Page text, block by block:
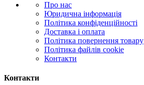
Про нас
Юридична інформація
Політика конфіденційності
Доставка і оплата
Політика повернення товару
Політика файлів cookie
Контакти
Контакти